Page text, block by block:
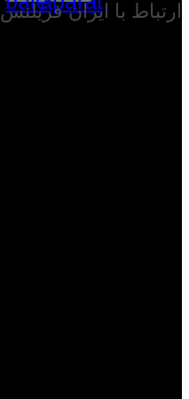
ارتباط با ایران فریلنس